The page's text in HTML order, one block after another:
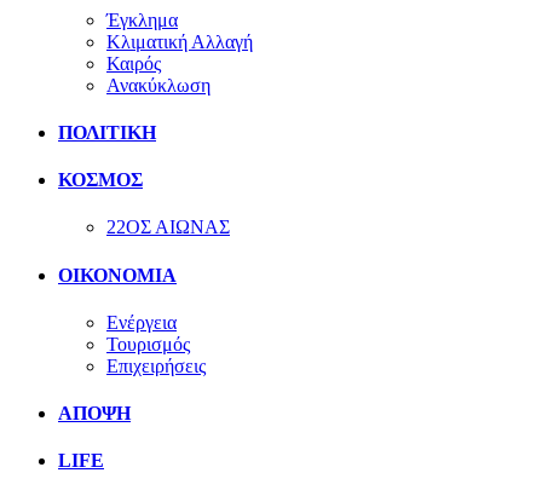
Έγκλημα
Κλιματική Αλλαγή
Καιρός
Ανακύκλωση
ΠΟΛΙΤΙΚΗ
ΚΟΣΜΟΣ
22ΟΣ ΑΙΩΝΑΣ
ΟΙΚΟΝΟΜΙΑ
Ενέργεια
Τουρισμός
Επιχειρήσεις
ΑΠΟΨΗ
LIFE